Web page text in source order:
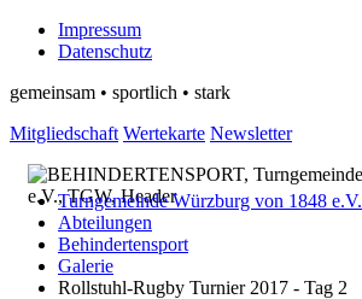
Impressum
Datenschutz
gemeinsam • sportlich • stark
Mitgliedschaft Wertekarte Newsletter
Turngemeinde Würzburg von 1848 e.V.
Abteilungen
Behindertensport
Galerie
Rollstuhl-Rugby Turnier 2017 - Tag 2